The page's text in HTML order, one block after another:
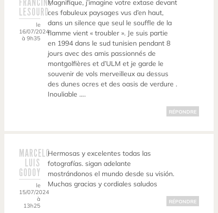
LESOURD
le
16/07/2024
à 9h35
Magnifique, j’imagine votre extase devant
ces fabuleux paysages vus d’en haut,
dans un silence que seul le souffle de la
flamme vient « troubler ». Je suis partie
en 1994 dans le sud tunisien pendant 8
jours avec des amis passionnés de
montgolfières et d’ULM et je garde le
souvenir de vols merveilleux au dessus
des dunes ocres et des oasis de verdure .
Inouliable ….
RÉPONDRE
MARCELO
LUIS
GODOY
le
15/07/2024
à
13h25
Hermosas y excelentes todas las
fotografías. sigan adelante
mostrándonos el mundo desde su visión.
Muchas gracias y cordiales saludos
RÉPONDRE